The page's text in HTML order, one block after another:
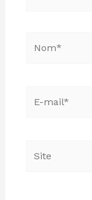
mail*